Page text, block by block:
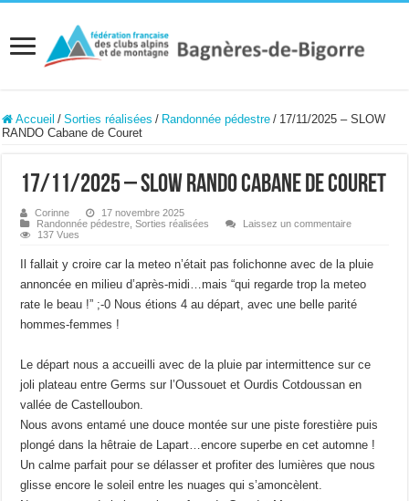
Accueil / Sorties réalisées / Randonnée pédestre / 17/11/2025 – SLOW
RANDO Cabane de Couret
17/11/2025 – SLOW RANDO Cabane de Couret
Corinne
17 novembre 2025
Randonnée pédestre ,Sorties réalisées
Laissez un commentaire
137 Vues
Il fallait y croire car la meteo n’était pas folichonne avec de la pluie
annoncée en milieu d’après-midi…mais “qui regarde trop la meteo
rate le beau !” ;-0 Nous étions 4 au départ, avec une belle parité
hommes-femmes !
Le départ nous a accueilli avec de la pluie par intermittence sur ce
joli plateau entre Germs sur l’Oussouet et Ourdis Cotdoussan en
vallée de Castelloubon.
Nous avons entamé une douce montée sur une piste forestière puis
plongé dans la hêtraie de Lapart…encore superbe en cet automne !
Un calme parfait pour se délasser et profiter des lumières que nous
glisse encore le soleil entre les nuages qui s’amoncèlent.